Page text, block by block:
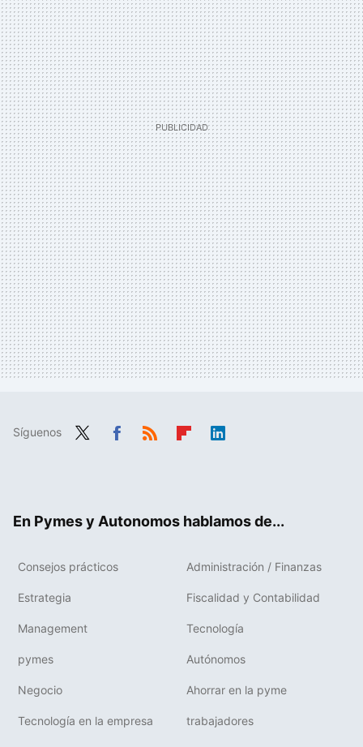
Síguenos
En Pymes y Autonomos hablamos de...
Consejos prácticos Administración / Finanzas
Estrategia Fiscalidad y Contabilidad
Management Tecnología
pymes Autónomos
Negocio Ahorrar en la pyme
Tecnología en la empresa trabajadores